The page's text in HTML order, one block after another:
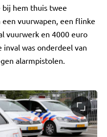
hem thuis twee
vuurwapen, een flinke
vuurwerk en 4000 euro
inval was onderdeel van
alarmpistolen.